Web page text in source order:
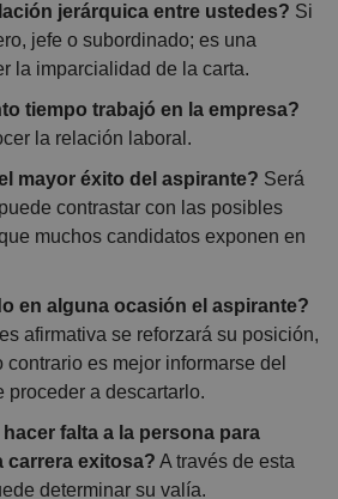
jerárquica entre ustedes? Si
jefe o subordinado; es una
la imparcialidad de la carta.
tiempo trabajó en la empresa?
la relación laboral.
mayor éxito del aspirante? Será
contrastar con las posibles
muchos candidatos exponen en
en alguna ocasión el aspirante?
afirmativa se reforzará su posición,
contrario es mejor informarse del
proceder a descartarlo.
falta a la persona para
carrera exitosa? A través de esta
determinar su valía.